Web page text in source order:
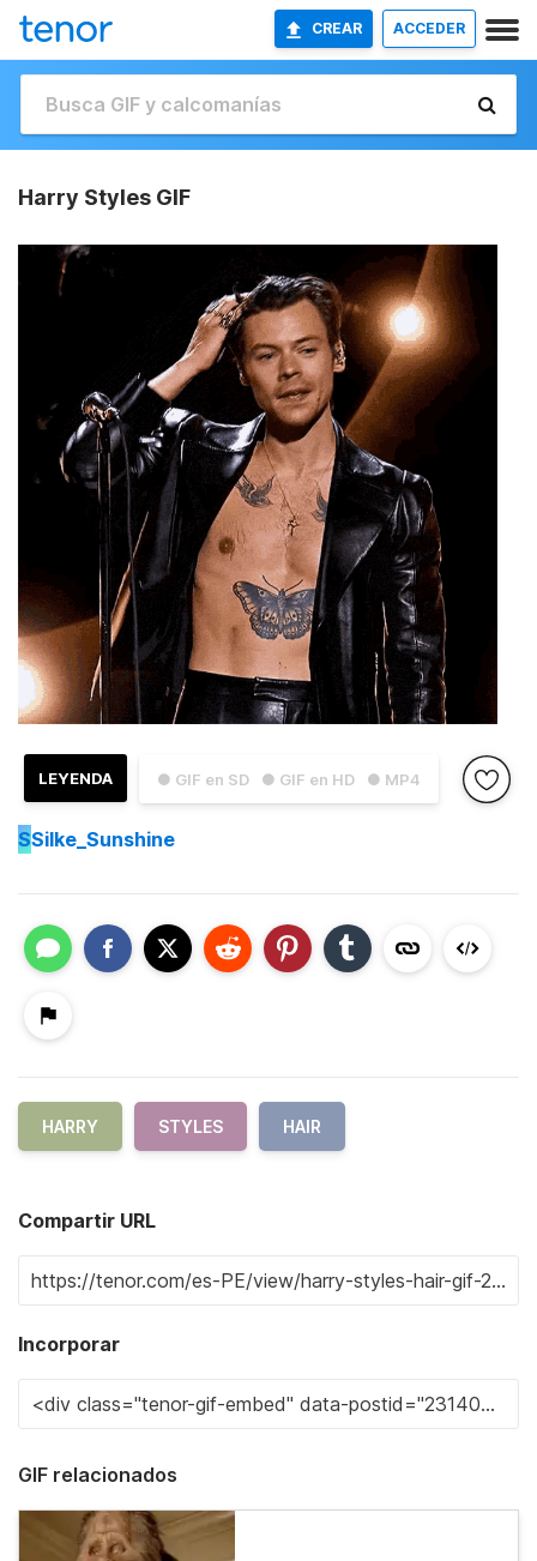
CREAR ACCEDER
Harry Styles GIF
● GIF en SD ● GIF en HD ● MP4
LEYENDA
SSilke_Sunshine
HARRY STYLES HAIR
Compartir URL
Incorporar
GIF relacionados